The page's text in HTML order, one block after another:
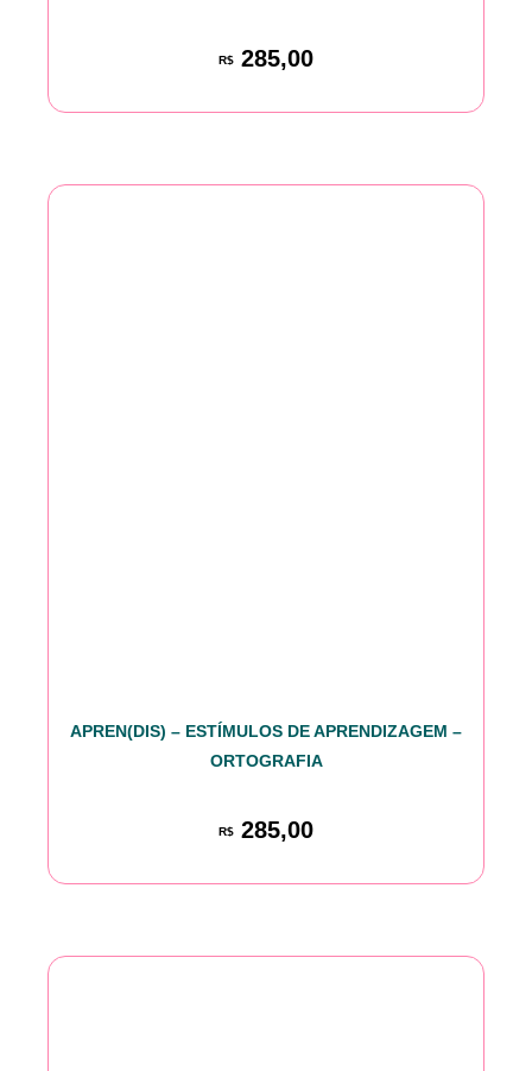
R$ 285,00
APREN(DIS) – ESTÍMULOS DE APRENDIZAGEM –
ORTOGRAFIA
R$ 285,00